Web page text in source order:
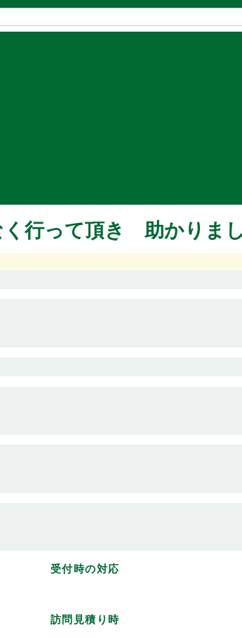
く行って頂き 助かりま
受付時の対応
訪問見積り時